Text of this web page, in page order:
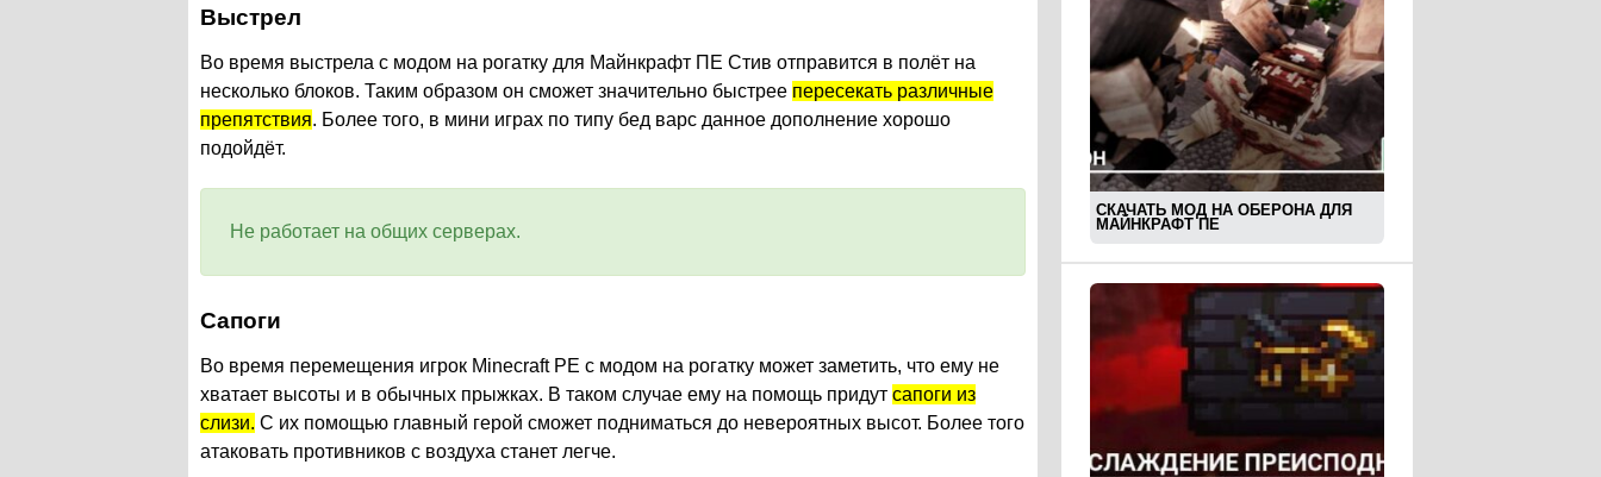
Выстрел
Во время выстрела с модом на рогатку для Майнкрафт ПЕ Стив отправится в полёт на
несколько блоков. Таким образом он сможет значительно быстрее пересекать различные
препятствия. Более того, в мини играх по типу бед варс данное дополнение хорошо
подойдёт.
Не работает на общих серверах.
Сапоги
Во время перемещения игрок Minecraft PE с модом на рогатку может заметить, что ему не
хватает высоты и в обычных прыжках. В таком случае ему на помощь придутсапоги из
слизи. С их помощью главный герой сможет подниматься до невероятных высот. Более того
атаковать противников с воздуха станет легче.
СКАЧАТЬ МОД НА ОБЕРОНА ДЛЯ
МАЙНКРАФТ ПЕ